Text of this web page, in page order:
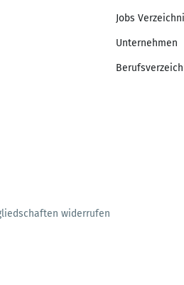
Jobs
Unternehmen
widerrufen